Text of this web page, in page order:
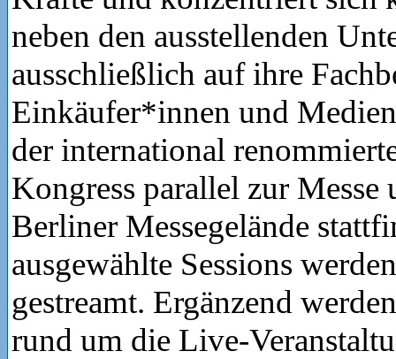
neben den ausstellenden
ausschließlich auf ihre
Einkäufer*innen und
der international
Kongress parallel zur Messe
Berliner Messegelände
ausgewählte Sessions
gestreamt. Ergänzend
rund um die Live-